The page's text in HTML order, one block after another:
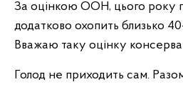
За оцінкою ООН, цього року
додатково охопить близько
Вважаю таку оцінку
Голод не приходить сам.